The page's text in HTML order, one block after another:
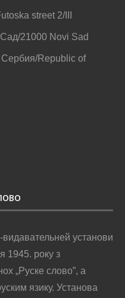
street 2/III
21000 Novi Sad
Сербия/Republic of
установи
1945. року з
„Руске слово”, а
язику. Установа